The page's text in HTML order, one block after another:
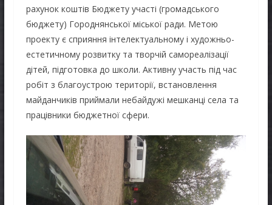
рахунок коштів Бюджету участі (громадського
бюджету) Городнянської міської ради. Метою
проекту є сприяння інтелектуальному і художньо-
естетичному розвитку та творчій самореалізації
дітей, підготовка до школи. Активну участь під час
робіт з благоустрою території, встановлення
майданчиків приймали небайдужі мешканці села та
працівники бюджетної сфери.